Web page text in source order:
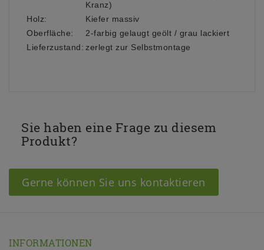
Kranz)
Holz:
Kiefer massiv
Oberfläche:
2-farbig gelaugt geölt / grau lackiert
Lieferzustand: zerlegt zur Selbstmontage
Sie haben eine Frage zu diesem
Produkt?
Gerne können Sie uns kontaktieren
INFORMATIONEN